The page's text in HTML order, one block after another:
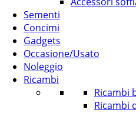
Sementi
Concimi
Gadgets
Occasione/Usato
Noleggio
Ricambi
Ricambi
Ricambi